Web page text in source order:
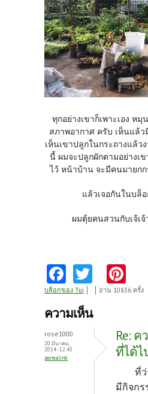
ทุกอย่างเขาก็เพาะเอง ห
สภาพอากาศ ครับ เห็นแล้
เห็นเขาปลูกในกระถางแล้
นี้ ผมจะปลูกผักตามอย่างเ
ไว้ หน้าบ้าน จะมีคนมายกก
แล้วเจอกันในบล็
ผมตุ้ยคนสวนกับเจ้เ
Fa
ce
b
o
o
k
w
itt
er
nt
es
t
บล็อกของ Tui อ่าน 10836 ครั้ง
ความเห็น
rose1000
20 มีนาคม,
2014 - 12:43
permalink
Re: ค
ที่ได้ไ
ที่ว่า
มีกิจกร